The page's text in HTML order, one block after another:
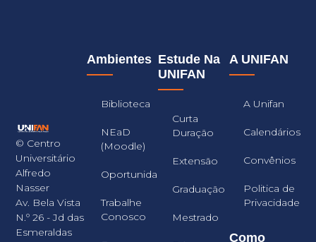
© Centro
Universitário
Alfredo
Nasser
Av. Bela Vista
N.º 26 - Jd das
Esmeraldas
A UNIFAN
A Unifan
Calendários
Convênios
Politica de
Privacidade
Como
Estude Na
UNIFAN
Curta
Duração
Extensão
Graduação
Mestrado
Ambientes
Biblioteca
NEaD
(Moodle)
Oportunidades
Trabalhe
Conosco